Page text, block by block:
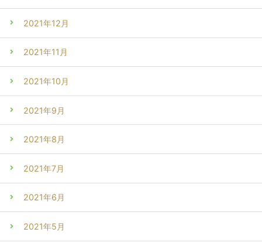
2021年12月
2021年11月
2021年10月
2021年9月
2021年8月
2021年7月
2021年6月
2021年5月